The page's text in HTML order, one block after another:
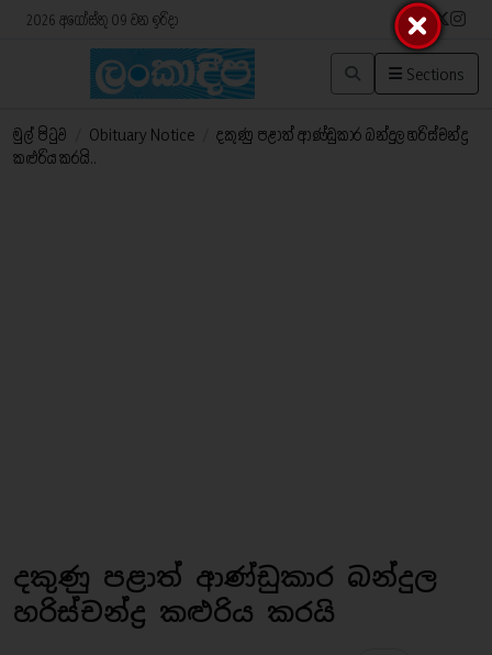
2026 අගෝස්තු 09 වන ඉරිදා
Sections
මුල් පිටුව Obituary Notice
දකුණු පළාත් ආණ්ඩුකාර බන්දුල හරිස්චන්ද්‍ර
කළුරිය කරයි..
දකුණු පළාත් ආණ්ඩුකාර බන්දුල
හරිස්චන්ද්‍ර කළුරිය කරයි